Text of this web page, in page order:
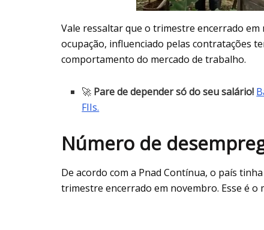
Vale ressaltar que o trimestre encerrado
ocupação, influenciado pelas contratações
comportamento do mercado de trabalho.
🚀 Pare de depender só do seu salário!
FIIs.
Número de
De acordo com a Pnad Contínua, o país
trimestre encerrado em novembro. Esse é